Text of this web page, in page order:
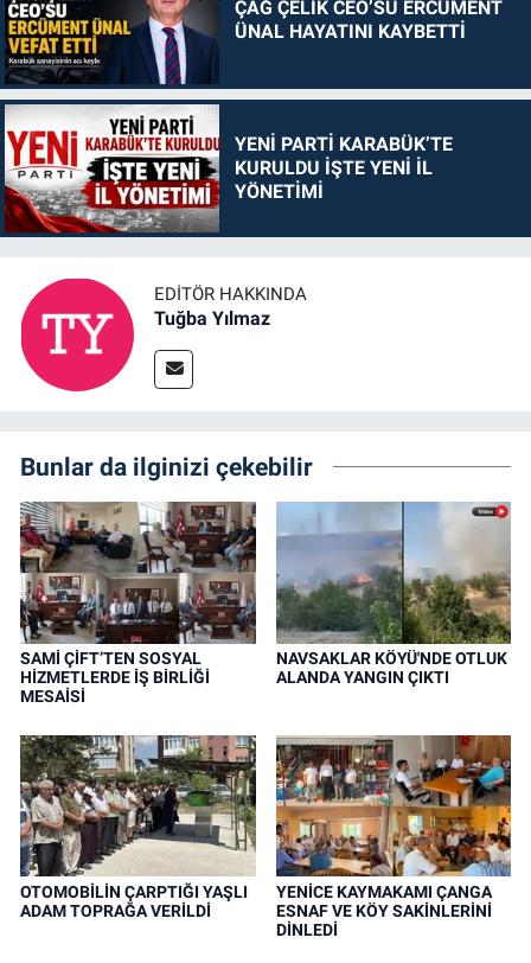
ÇAĞ ÇELİK CEO’SU ERCÜMENT
ÜNAL HAYATINI KAYBETTİ
YENİ PARTİ KARABÜK’TE
KURULDU İŞTE YENİ İL
YÖNETİMİ
EDITÖR HAKKINDA
Tuğba Yılmaz
Bunlar da ilginizi çekebilir
SAMİ ÇİFT’TEN SOSYAL
HİZMETLERDE İŞ BİRLİĞİ
MESAİSİ
NAVSAKLAR KÖYÜ'NDE OTLUK
ALANDA YANGIN ÇIKTI
OTOMOBİLİN ÇARPTIĞI YAŞLI
ADAM TOPRAĞA VERİLDİ
YENİCE KAYMAKAMI ÇANGA
ESNAF VE KÖY SAKİNLERİNİ
DİNLEDİ